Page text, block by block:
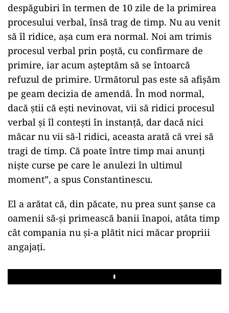
despăgubiri în termen de 10 zile de la primirea
procesului verbal, însă trag de timp. Nu au venit
să îl ridice, aşa cum era normal. Noi am trimis
procesul verbal prin poştă, cu confirmare de
primire, iar acum aşteptăm să se întoarcă
refuzul de primire. Următorul pas este să afişăm
pe geam decizia de amendă. În mod normal,
dacă ştii că eşti nevinovat, vii să ridici procesul
verbal şi îl conteşti în instanţă, dar dacă nici
măcar nu vii să-l ridici, aceasta arată că vrei să
tragi de timp. Că poate între timp mai anunţi
nişte curse pe care le anulezi în ultimul
moment”, a spus Constantinescu.
El a arătat că, din păcate, nu prea sunt şanse ca
oamenii să-şi primească banii înapoi, atâta timp
cât compania nu şi-a plătit nici măcar propriii
angajaţi.
Play